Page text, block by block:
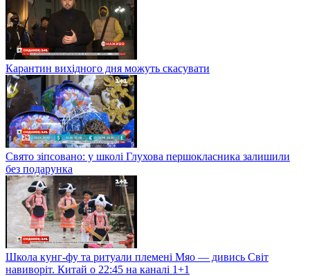
Карантин вихідного дня можуть скасувати
Свято зіпсовано: у школі Глухова першокласника залишили
без подарунка
Школа кунг-фу та ритуали племені Мяо — дивись Світ
навиворіт. Китай о 22:45 на каналі 1+1